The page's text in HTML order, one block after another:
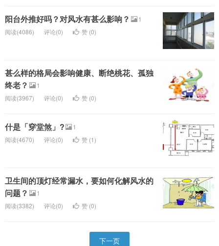
阳台外推好吗？对风水有甚么影响？
1
阅读(4086)
评论(0) 赞 (0)
甚么样的格局会影响健康、断绝桃花、孤独
终老？
1
阅读(3967)
评论(0) 赞 (0)
什是「穿堂煞」?
1
阅读(4670)
评论(0) 赞 (1)
卫生间的顶灯经常漏水，要如何化解风水的
问题？
1
阅读(3382)
评论(0) 赞 (0)
下一页